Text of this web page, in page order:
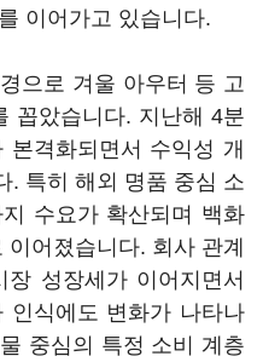
이어가고 있습니다.
으로 겨울 아우터 등 고
꼽았습니다. 지난해 4분
격화되면서 수익성 개
. 특히 해외 명품 중심 소
수요가 확산되며 백화
어졌습니다. 회사 관계
성장세가 이어지면서
인식에도 변화가 나타나
중심의 특정 소비 계층